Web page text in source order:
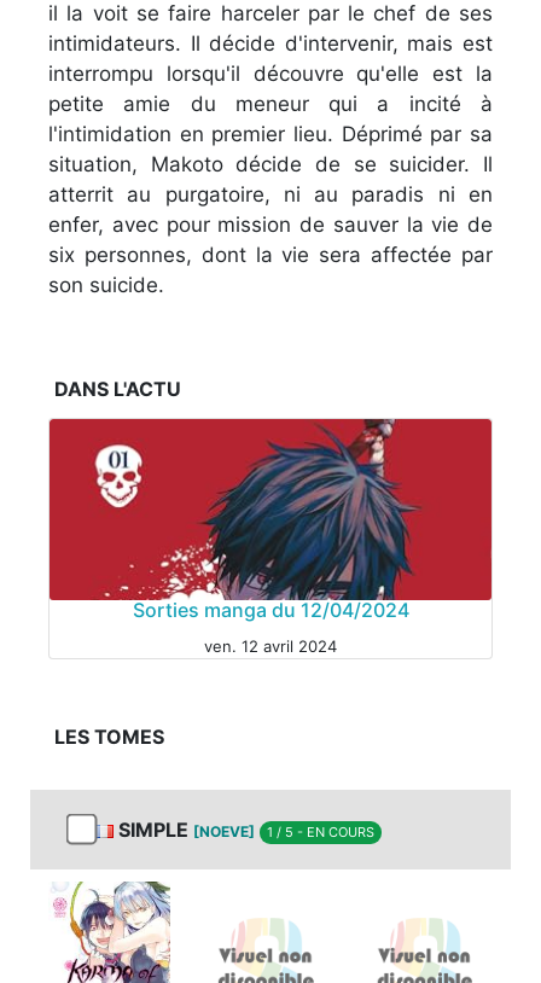
il la voit se faire harceler par le chef de ses
intimidateurs. Il décide d'intervenir, mais est
interrompu lorsqu'il découvre qu'elle est la
petite amie du meneur qui a incité à
l'intimidation en premier lieu. Déprimé par sa
situation, Makoto décide de se suicider. Il
atterrit au purgatoire, ni au paradis ni en
enfer, avec pour mission de sauver la vie de
six personnes, dont la vie sera affectée par
son suicide.
DANS L'ACTU
Sorties manga du 12/04/2024
ven. 12 avril 2024
LES TOMES
SIMPLE [NOEVE] 1 / 5 - EN COURS